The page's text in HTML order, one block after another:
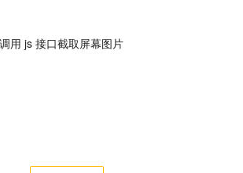
用 js 接口截取屏幕图片